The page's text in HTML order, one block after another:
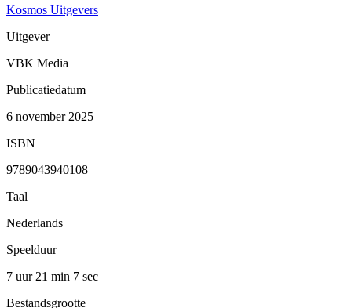
Kosmos Uitgevers
Uitgever
VBK Media
Publicatiedatum
6 november 2025
ISBN
9789043940108
Taal
Nederlands
Speelduur
7 uur 21 min 7 sec
Bestandsgrootte